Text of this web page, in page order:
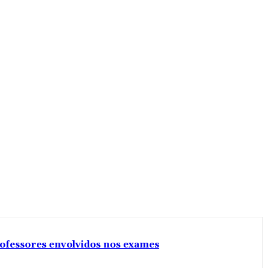
envolvidos nos exames